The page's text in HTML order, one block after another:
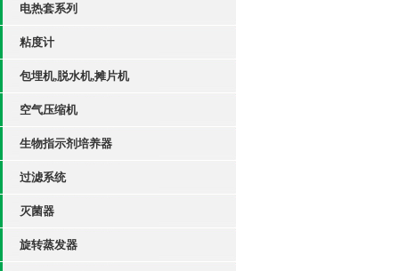
电热套系列
粘度计
包埋机,脱水机,摊片机
空气压缩机
生物指示剂培养器
过滤系统
灭菌器
旋转蒸发器